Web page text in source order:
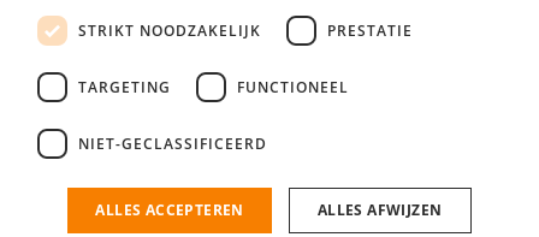
Partners
Social
ParttimeWerk.nl is onderdeel van YoungCapital • © 2026 • KvK nr: 34199416 •
STRIKT NOODZAKELIJK PRESTATIE
TARGETING FUNCTIONEEL
NIET-GECLASSIFICEERD
ALLES ACCEPTEREN ALLES AFWIJZEN